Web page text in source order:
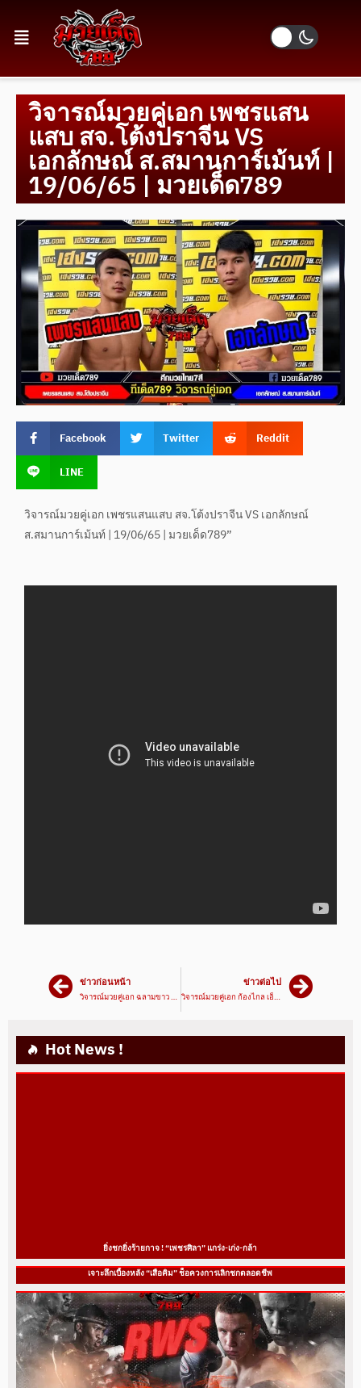
วิจารณ์มวยคู่เอก เพชรแสน
แสบ สจ.โต้งปราจีน VS
เอกลักษณ์ ส.สมานการ์เม้นท์ |
19/06/65 | มวยเด็ด789
Facebook Twitter
Reddit
LINE
วิจารณ์มวยคู่เอก เพชรแสนแสบ สจ.โต้งปราจีน VS เอกลักษณ์
ส.สมานการ์เม้นท์ | 19/06/65 | มวยเด็ด789”
ข่าวก่อนหน้า
วิจารณ์มวยคู่เอก ฉลามขาว พี.เคแสนชัยฯ VS นาวาเอก ศิษย์เชฟบุญธรรม | 18/06/65 | มวยเด็ด789
ข่าวต่อไป
วิจารณ์มวยคู่เอก ก้องไกล เอ็นนี่มวยไทย VS กุหลาบดำ สจ.เปี๊ยกอุทัย | 20/06/65 | มวยเด็ด789
Hot News !
ยิ่งชกยิ่งร้ายกาจ ! “เพชรศิลา” แกร่ง-เก่ง-กล้า
เจาะลึกเบื้องหลัง “เสือคิม” ช็อควงการเลิกชกตลอดชีพ